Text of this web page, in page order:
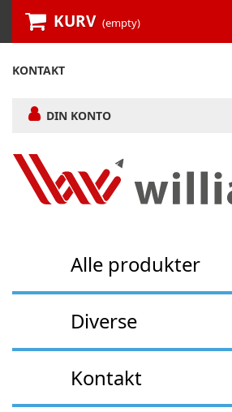
KURV (empty)
KONTAKT
DIN KONTO
Alle produkter
Diverse
Kontakt